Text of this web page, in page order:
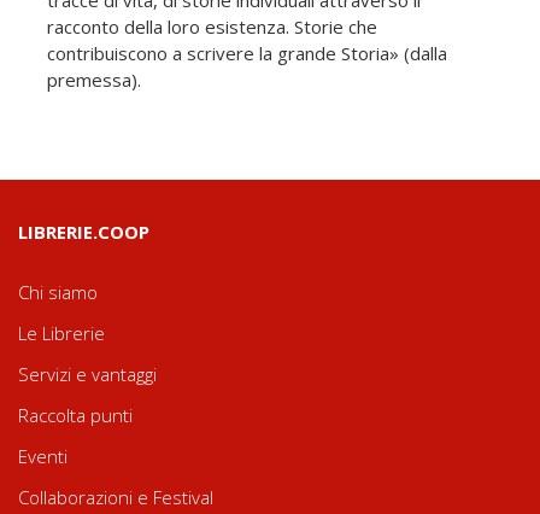
racconto della loro esistenza. Storie che
contribuiscono a scrivere la grande Storia» (dalla
premessa).
LIBRERIE.COOP
Chi siamo
Le Librerie
Servizi e vantaggi
Raccolta punti
Eventi
Collaborazioni e Festival